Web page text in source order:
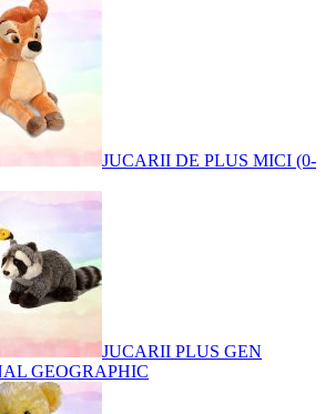
JUCARII DE PLUS MICI (0-
JUCARII PLUS GEN
GEOGRAPHIC